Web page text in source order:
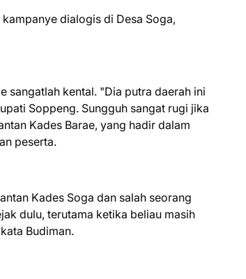
dialogis di Desa Soga,
sangatlah kental. "Dia putra daerah ini
Soppeng. Sungguh sangat rugi jika
Kades Barae, yang hadir dalam
peserta.
Kades Soga dan salah seorang
dulu, terutama ketika beliau masih
Budiman.